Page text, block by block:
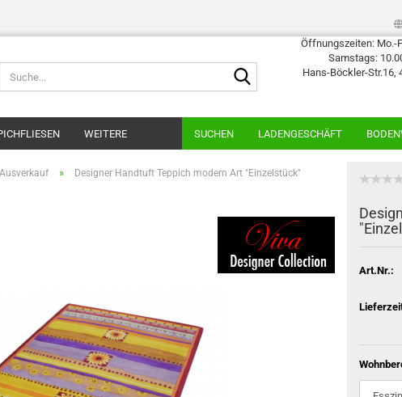
Öffnungszeiten: Mo.-
Samstags:
Hans-Böckler-Str.16,
SUCHEN LADENGESCHÄFT
WEITERE
» Designer Handtuft Teppich modern Art "Einzelstück"
Art.Nr.: